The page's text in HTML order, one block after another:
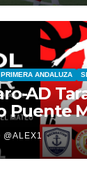
PRIMERA ANDALUZA
AD
Puente
@ALEX1